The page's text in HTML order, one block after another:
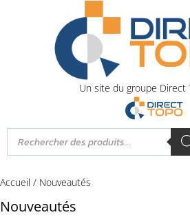
Un site du groupe Direct
Accueil / Nouveautés
Nouveautés